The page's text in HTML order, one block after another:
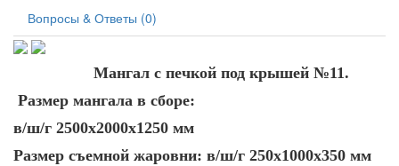
Вопросы & Ответы (0)
Мангал с печкой под крышей №11.
Размер мангала в сборе:
в/ш/г 2500x2000x1250 мм
Размер съемной жаровни: в/ш/г 250x1000x350 мм